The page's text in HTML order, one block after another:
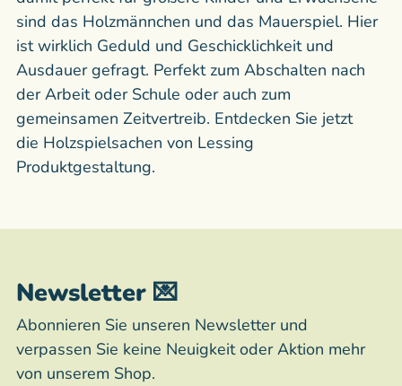
sind das Holzmännchen und das Mauerspiel. Hier
ist wirklich Geduld und Geschicklichkeit und
Ausdauer gefragt. Perfekt zum Abschalten nach
der Arbeit oder Schule oder auch zum
gemeinsamen Zeitvertreib. Entdecken Sie jetzt
die Holzspielsachen von Lessing
Produktgestaltung.
Newsletter 💌
Abonnieren Sie unseren Newsletter und
verpassen Sie keine Neuigkeit oder Aktion mehr
von unserem Shop.